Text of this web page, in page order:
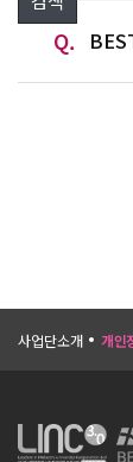
Q.
사업단소개 개인